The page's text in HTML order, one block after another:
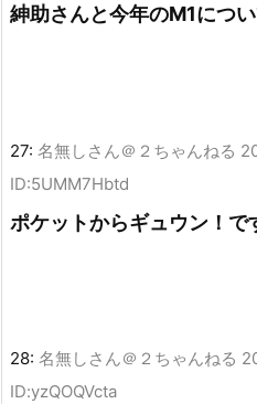
紳助さんと今年のM1につ
27: 名無しさん＠２ちゃんねる
ID:5UMM7Hbtd
ポケットからギュウン！で
28: 名無しさん＠２ちゃんねる
ID:yzQOQVcta